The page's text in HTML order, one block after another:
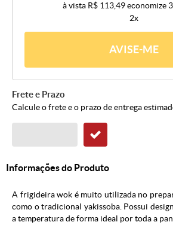
à vista R$ 113,49economize
2x
AVISE-ME
Frete e Prazo
Calcule o frete e o prazo de entrega
Informações do Produto
A frigideira wok é muito utilizada no
como o tradicional yakissoba. Possui
a temperatura de forma ideal por toda a